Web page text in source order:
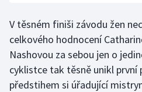
Parasport
Plavání
Plážový volejbal
V těsném finiši závodu žen
celkového hodnocení
Nashovou za sebou jen o
cyklistce tak těsně unikl první
předstihem si úřadující